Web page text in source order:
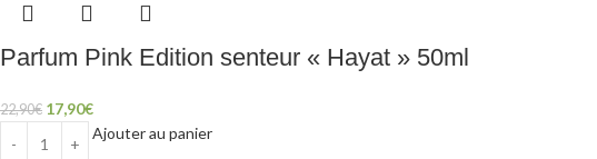
Parfum Pink Edition senteur « Hayat » 50ml
22,90€ 17,90€
Ajouter au panier